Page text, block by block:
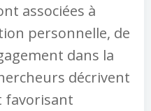
associées à
personnelle, de
dans la
décrivent
favorisant